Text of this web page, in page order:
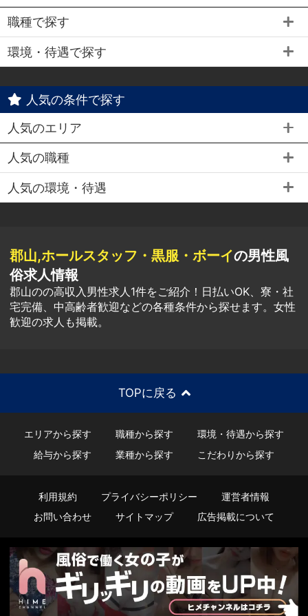
職種で探す
環境・待遇で探す
人気の条件で探す
人気のエリア
人気の職種
人気の環境・待遇
郡山,ホールスタッフ・黒服・ボーイの男性風
俗求人情報
郡山のの高収入男性求人1件をご紹介！日払いOK、寮・社
宅完備、中高齢者歓迎などの各種条件から探せます。女性
歓迎の求人も掲載。
TOPに戻る
エリアから探す 職種から探す
環境・待遇から探す
給与から探す
業種から探す こだわりから探す
利用規約 プライバシーポリシー
運営者情報
お問い合わせ
サイトマップ 広告掲載について